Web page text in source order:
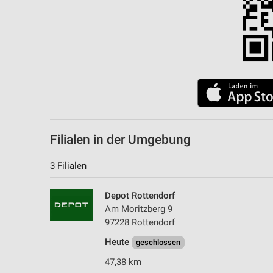
Filialen in der Umgebung
3 Filialen
Depot Rottendorf
Am Moritzberg 9
97228 Rottendorf
Heute
geschlossen
47,38 km